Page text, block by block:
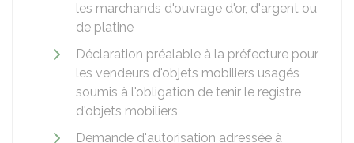
les marchands d'ouvrage d'or, d'argent ou
de platine
Déclaration préalable à la préfecture pour
les vendeurs d'objets mobiliers usagés
soumis à l'obligation de tenir le registre
d'objets mobiliers
Demande d'autorisation adressée à